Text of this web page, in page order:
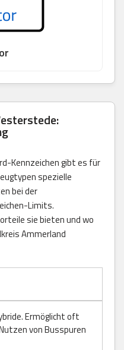
Kennzeichen gibt es für
spezielle
bei der
Limits.
sie bieten und wo
Ammerland
Ermöglicht oft
von Busspuren